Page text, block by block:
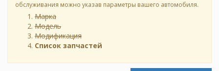
обслуживания можно указав параметры вашего автомобиля.
Марка
Модель
Модификация
Список запчастей